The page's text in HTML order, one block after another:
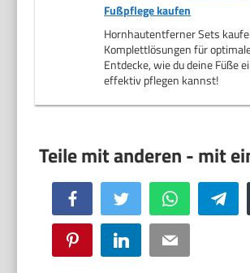
Fußpflege kaufen
Hornhautentferner Sets
Komplettlösungen für
Entdecke, wie du deine Füße
effektiv pflegen kannst!
Facebook Twitter WhatsApp
Pinterest LinkedIn Email